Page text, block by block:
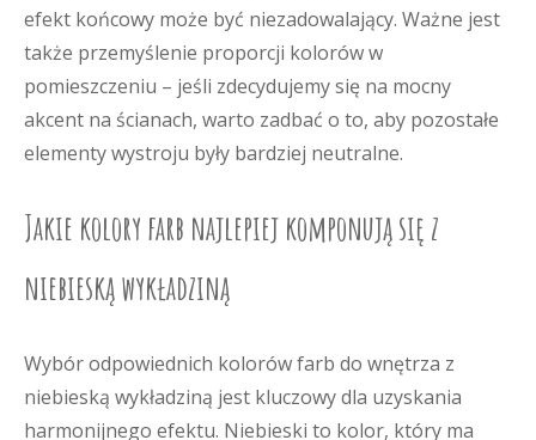
efekt końcowy może być niezadowalający. Ważne jest
także przemyślenie proporcji kolorów w
pomieszczeniu – jeśli zdecydujemy się na mocny
akcent na ścianach, warto zadbać o to, aby pozostałe
elementy wystroju były bardziej neutralne.
Jakie kolory farb najlepiej komponują się z
niebieską wykładziną
Wybór odpowiednich kolorów farb do wnętrza z
niebieską wykładziną jest kluczowy dla uzyskania
harmonijnego efektu. Niebieski to kolor, który ma